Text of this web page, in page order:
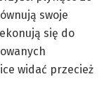
swoje
się do
widać przecież